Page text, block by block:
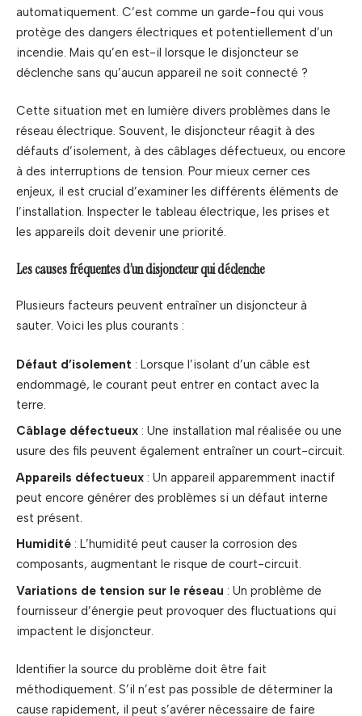
automatiquement. C’est comme un garde-fou qui vous
protège des dangers électriques et potentiellement d’un
incendie. Mais qu’en est-il lorsque le disjoncteur se
déclenche sans qu’aucun appareil ne soit connecté ?
Cette situation met en lumière divers problèmes dans le
réseau électrique. Souvent, le disjoncteur réagit à des
défauts d’isolement, à des câblages défectueux, ou encore
à des interruptions de tension. Pour mieux cerner ces
enjeux, il est crucial d’examiner les différents éléments de
l’installation. Inspecter le tableau électrique, les prises et
les appareils doit devenir une priorité.
Les causes fréquentes d’un disjoncteur qui déclenche
Plusieurs facteurs peuvent entraîner un disjoncteur à
sauter. Voici les plus courants :
Défaut d’isolement : Lorsque l’isolant d’un câble est
endommagé, le courant peut entrer en contact avec la
terre.
Câblage défectueux : Une installation mal réalisée ou une
usure des fils peuvent également entraîner un court-circuit.
Appareils défectueux : Un appareil apparemment inactif
peut encore générer des problèmes si un défaut interne
est présent.
Humidité : L’humidité peut causer la corrosion des
composants, augmentant le risque de court-circuit.
Variations de tension sur le réseau : Un problème de
fournisseur d’énergie peut provoquer des fluctuations qui
impactent le disjoncteur.
Identifier la source du problème doit être fait
méthodiquement. S’il n’est pas possible de déterminer la
cause rapidement, il peut s’avérer nécessaire de faire